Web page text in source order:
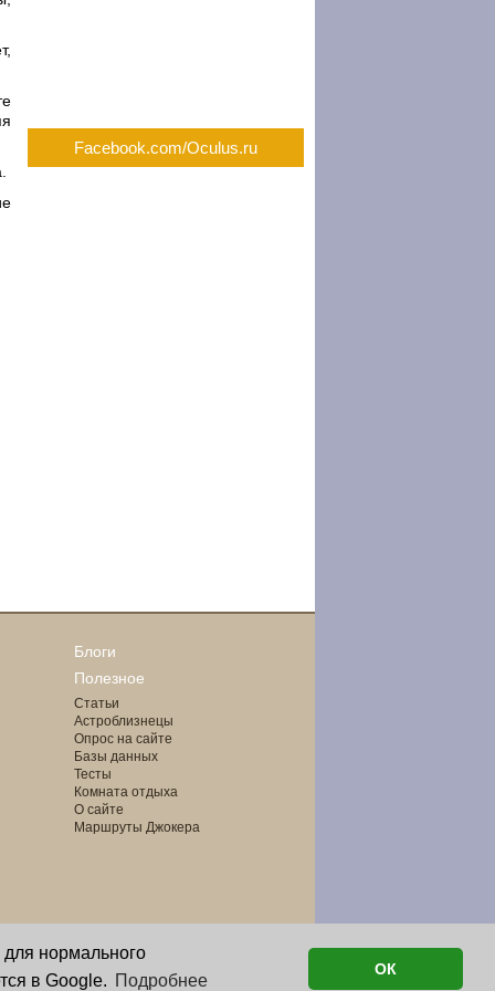
нормального
в Google. Подробнее
ОК
Facebook.com/Oculus.ru
Блоги
Полезное
Статьи
Астроблизнецы
Опрос на сайте
Базы данных
Тесты
Комната отдыха
О сайте
Маршруты Джокера